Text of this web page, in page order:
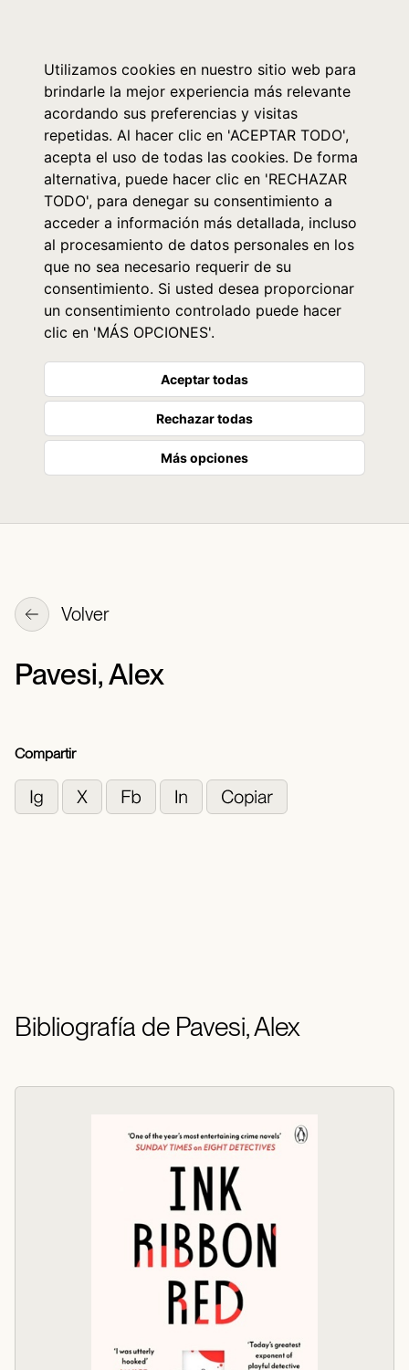
Utilizamos cookies en nuestro sitio web para
brindarle la mejor experiencia más relevante
acordando sus preferencias y visitas
repetidas. Al hacer clic en 'ACEPTAR TODO',
acepta el uso de todas las cookies. De forma
alternativa, puede hacer clic en 'RECHAZAR
TODO', para denegar su consentimiento a
acceder a información más detallada, incluso
al procesamiento de datos personales en los
que no sea necesario requerir de su
consentimiento. Si usted desea proporcionar
un consentimiento controlado puede hacer
clic en 'MÁS OPCIONES'.
Aceptar todas
Rechazar todas
Más opciones
Volver
Pavesi, Alex
Compartir
Bibliografía de Pavesi, Alex